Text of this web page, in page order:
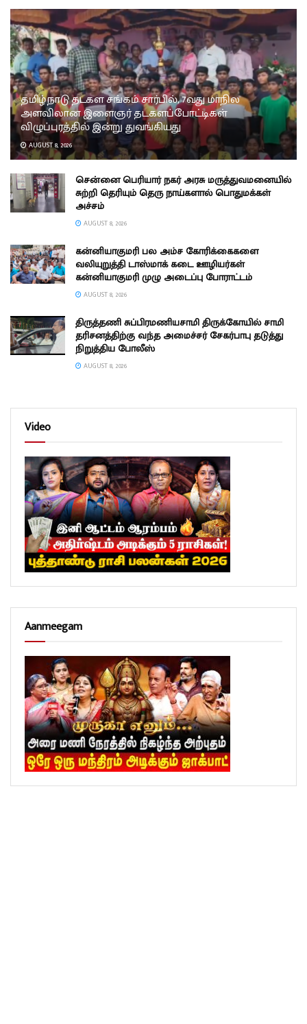
தமிழ்நாடு தடகள சங்கம் சார்பில், 7வது மாநில
அளவிலான இளைஞர் தடகளப்போட்டிகள்
விழுப்புரத்தில் இன்று துவங்கியது
AUGUST 8, 2026
சென்னை பெரியார் நகர் அரசு மருத்துவமனையில்
சுற்றி தெரியும் தெரு நாய்களால் பொதுமக்கள்
அச்சம்
AUGUST 8, 2026
கன்னியாகுமரி பல அம்ச கோரிக்கைகளை
வலியுறுத்தி டாஸ்மாக் கடை ஊழியர்கள்
கன்னியாகுமரி முழு அடைப்பு போராட்டம்
AUGUST 8, 2026
திருத்தணி சுப்பிரமணியசாமி திருக்கோயில் சாமி
தரிசனத்திற்கு வந்த அமைச்சர் சேகர்பாபு தடுத்து
நிறுத்திய போலீஸ்
AUGUST 8, 2026
Video
Aanmeegam